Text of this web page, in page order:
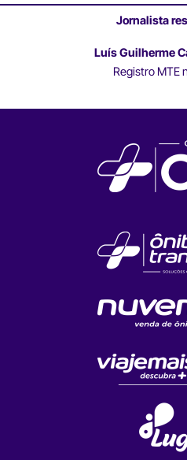
Jornalista
Luís Guilherme
Registro MTE